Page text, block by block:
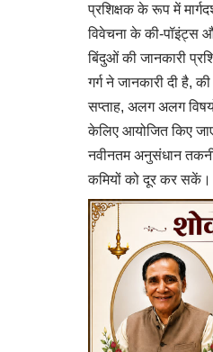
प्रशिक्षक के रूप में
विवेचना के की-पॉइंट्स
बिंदुओं की जानकारी
गर्ग ने जानकारी दी है,
सप्ताह, अलग अलग
केलिए आयोजित किए
नवीनतम अनुसंधान
कमियों को दूर कर सकें।